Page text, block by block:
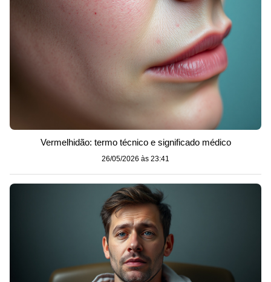
Vermelhidão: termo técnico e significado médico
26/05/2026 às 23:41